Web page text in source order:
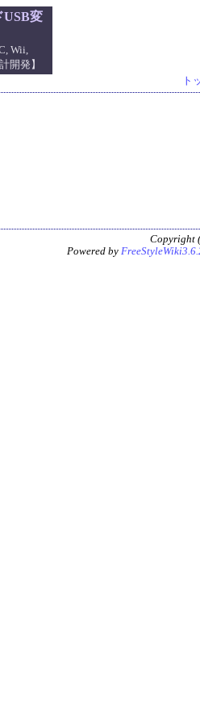
USB変
Wii,
開発】
ト
Copyright
Powered by